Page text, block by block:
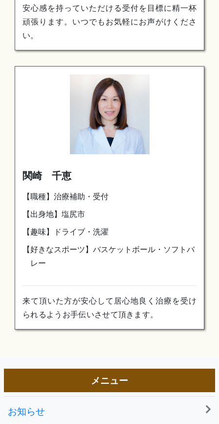
安心感を持っていただける受付を目標に精一杯
頑張ります。いつでもお気軽にお声がけくださ
い。
関崎 千恵
【職種】治療補助・受付
【出身地】塩尻市
【趣味】ドライブ・洗濯
【好きなスポーツ】バスケットボール・ソフトバ
レー
来て頂いた方が安心して居心地良く治療を受け
られるようお手伝いさせて頂きます。
メニュー
お知らせ